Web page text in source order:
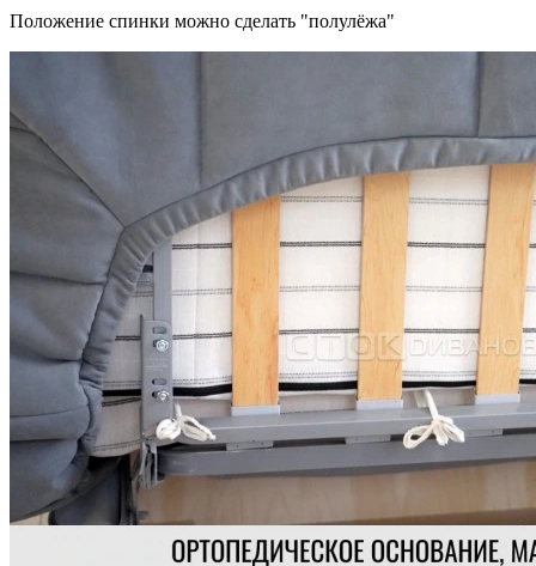
Положение спинки можно сделать "полулёжа"